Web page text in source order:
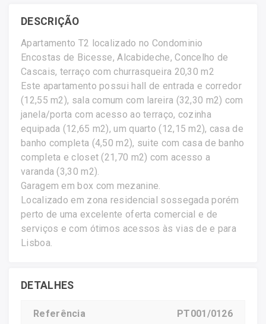
DESCRIÇÃO
Apartamento T2 localizado no Condominio
Encostas de Bicesse, Alcabideche, Concelho de
Cascais, terraço com churrasqueira 20,30 m2
Este apartamento possui hall de entrada e corredor
(12,55 m2), sala comum com lareira (32,30 m2) com
janela/porta com acesso ao terraço, cozinha
equipada (12,65 m2), um quarto (12,15 m2), casa de
banho completa (4,50 m2), suite com casa de banho
completa e closet (21,70 m2) com acesso a
varanda (3,30 m2).
Garagem em box com mezanine.
Localizado em zona residencial sossegada porém
perto de uma excelente oferta comercial e de
serviços e com ótimos acessos às vias de e para
Lisboa.
DETALHES
Referência PT001/0126